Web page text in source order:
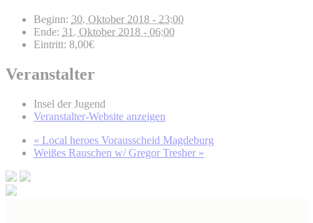
Beginn: 30. Oktober 2018 - 23:00
Ende: 31. Oktober 2018 - 06:00
Eintritt: 8,00€
Veranstalter
Insel der Jugend
Veranstalter-Website anzeigen
« Local heroes Vorausscheid Magdeburg
Weißes Rauschen w/ Gregor Tresher »